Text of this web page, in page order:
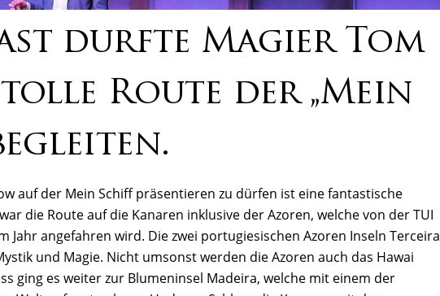
durfte Magier Tom
tolle Route der „Mein
auf der Mein Schiff präsentieren zu dürfen ist eine fantastische
die Route auf die Kanaren inklusive der Azoren, welche von der TUI
Jahr angefahren wird. Die zwei portugiesischen Azoren Inseln Terceira
und Magie. Nicht umsonst werden die Azoren auch das Hawai
ging es weiter zur Blumeninsel Madeira, welche mit einem der